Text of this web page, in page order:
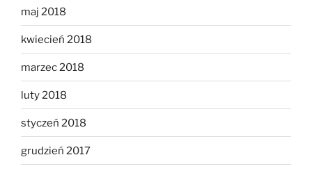
maj 2018
kwiecień 2018
marzec 2018
luty 2018
styczeń 2018
grudzień 2017